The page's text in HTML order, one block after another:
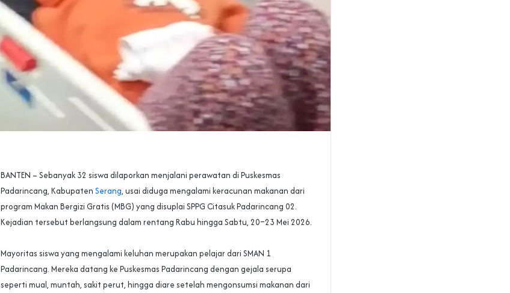
‎‎BANTEN – Sebanyak 32 siswa dilaporkan menjalani perawatan di Puskesmas
Padarincang, Kabupaten Serang, usai diduga mengalami keracunan makanan dari
program Makan Bergizi Gratis (MBG) yang disuplai SPPG Citasuk Padarincang 02.
Kejadian tersebut berlangsung dalam rentang Rabu hingga Sabtu, 20–23 Mei 2026.
‎Mayoritas siswa yang mengalami keluhan merupakan pelajar dari SMAN 1
Padarincang. Mereka datang ke Puskesmas Padarincang dengan gejala serupa
seperti mual, muntah, sakit perut, hingga diare setelah mengonsumsi makanan dari